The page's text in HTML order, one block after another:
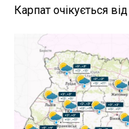
Карпат очікується